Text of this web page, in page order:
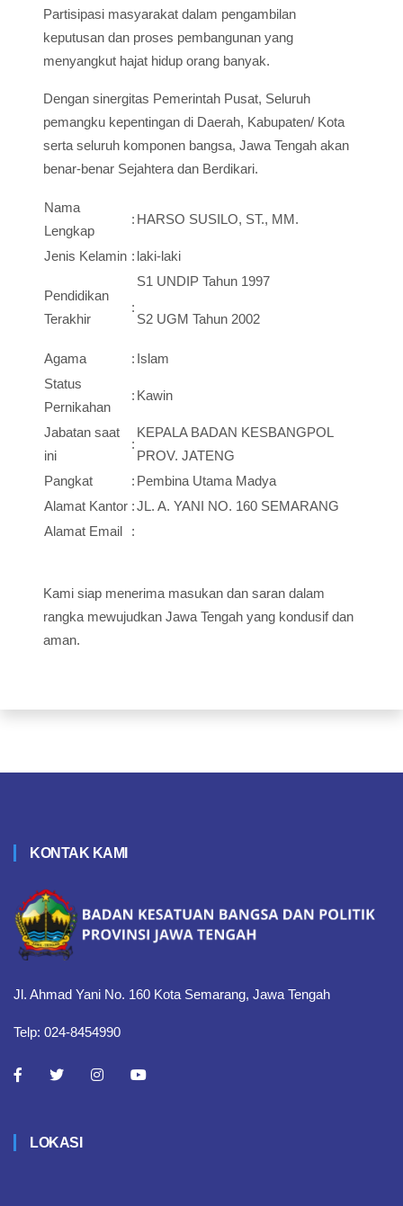
Partisipasi masyarakat dalam pengambilan
keputusan dan proses pembangunan yang
menyangkut hajat hidup orang banyak.
Dengan sinergitas Pemerintah Pusat, Seluruh
pemangku kepentingan di Daerah, Kabupaten/ Kota
serta seluruh komponen bangsa, Jawa Tengah akan
benar-benar Sejahtera dan Berdikari.
Nama
Lengkap
: HARSO SUSILO, ST., MM.
Jenis Kelamin : laki-laki
Pendidikan
Terakhir
:
S1 UNDIP Tahun 1997
S2 UGM Tahun 2002
Agama : Islam
Status
Pernikahan
: Kawin
Jabatan saat
ini
:
KEPALA BADAN KESBANGPOL
PROV. JATENG
Pangkat
: Pembina Utama Madya
Alamat Kantor :JL. A. YANI NO. 160 SEMARANG
Alamat Email
:
Kami siap menerima masukan dan saran dalam
rangka mewujudkan Jawa Tengah yang kondusif dan
aman.
KONTAK KAMI
Jl. Ahmad Yani No. 160 Kota Semarang, Jawa Tengah
Telp: 024-8454990
LOKASI